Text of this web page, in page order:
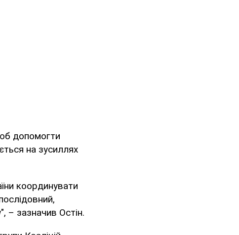
допомогти
на зусиллях
координувати
– зазначив Остін.